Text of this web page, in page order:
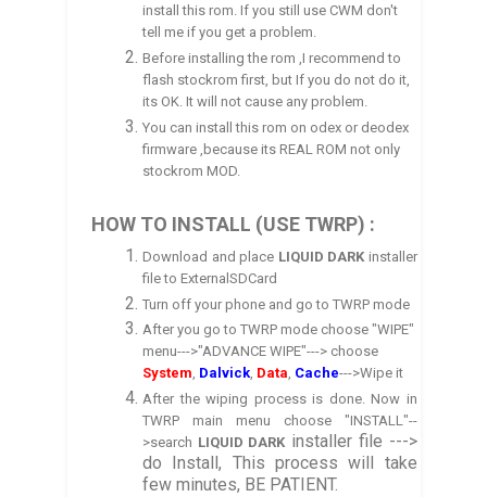
install this rom. If you still use CWM don't
tell me if you get a problem.
Before installing the rom ,I recommend to
flash stockrom first, but If you do not do it,
its OK. It will not cause any problem.
You can install this rom on odex or deodex
firmware ,because its REAL ROM not only
stockrom MOD.
HOW TO INSTALL (USE TWRP) :
Download and place LIQUID DARK installer
file to ExternalSDCard
Turn off your phone and go to TWRP mode
After you go to TWRP mode choose "WIPE"
menu--->"ADVANCE WIPE"---> choose
System, Dalvick, Data, Cache--->Wipe it
After the wiping process is done. Now in
TWRP main menu choose "INSTALL"--
>search LIQUID DARK installer file --->
do Install, This process will take
few minutes, BE PATIENT.